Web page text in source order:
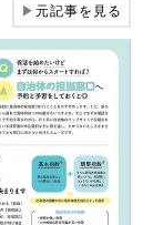
▶元記事を見る